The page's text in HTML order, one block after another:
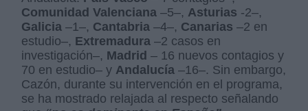
Comunidad Valenciana –5–, Asturias -2–,
Galicia –1–, Cantabria –4–, Canarias –2 en
estudio–, Extremadura –2 casos en
investigación–, Madrid – 16 nuevos contagios y
70 en estudio– y Andalucía –16–. Sin embargo,
Cazón, durante su intervención en el programa,
se ha mostrado relajada al respecto señalando